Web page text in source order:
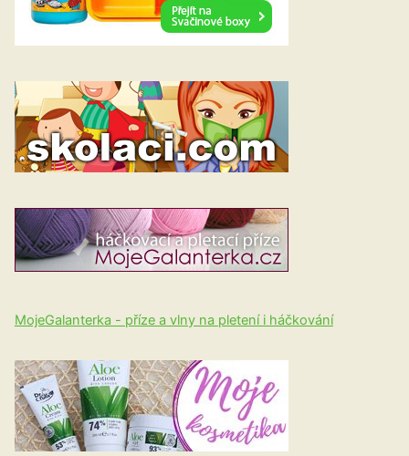
MojeGalanterka - příze a vlny na pletení i háčkování